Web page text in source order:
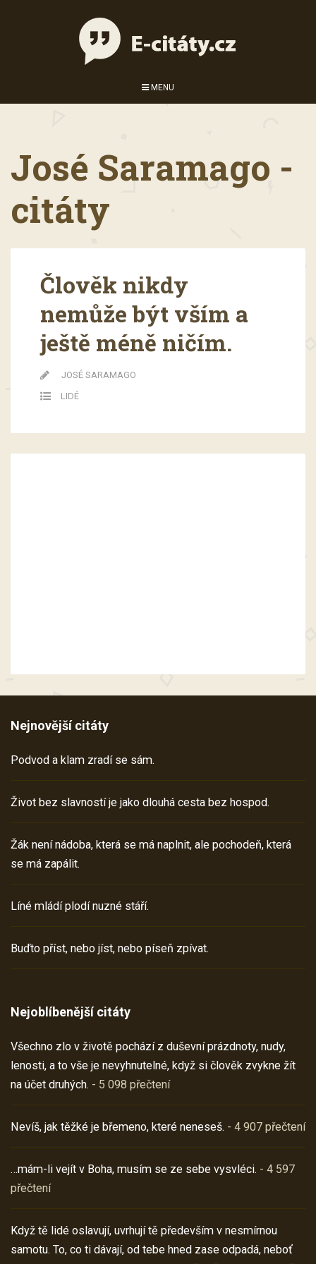
MENU
José Saramago -
citáty
Člověk nikdy
nemůže být vším a
ještě méně ničím.
JOSÉ SARAMAGO
LIDÉ
Nejnovější citáty
Podvod a klam zradí se sám.
Život bez slavností je jako dlouhá cesta bez hospod.
Žák není nádoba, která se má naplnit, ale pochodeň, která
se má zapálit.
Líné mládí plodí nuzné stáří.
Buďto příst, nebo jíst, nebo píseň zpívat.
Nejoblíbenější citáty
Všechno zlo v životě pochází z duševní prázdnoty, nudy,
lenosti, a to vše je nevyhnutelné, když si člověk zvykne žít
na účet druhých. - 5 098 přečtení
Nevíš, jak těžké je břemeno, které neneseš. - 4 907 přečtení
…mám-li vejít v Boha, musím se ze sebe vysvléci. - 4 597
přečtení
Když tě lidé oslavují, uvrhují tě především v nesmírnou
samotu. To, co ti dávají, od tebe hned zase odpadá, neboť